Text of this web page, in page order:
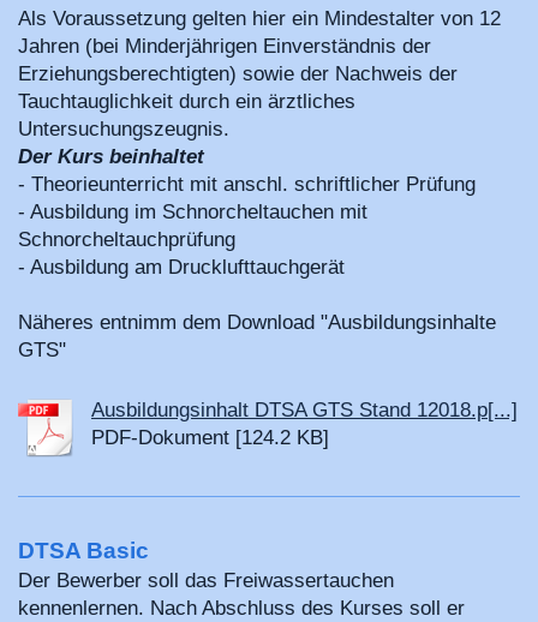
Als Voraussetzung gelten hier ein Mindestalter von 12
Jahren (bei Minderjährigen Einverständnis der
Erziehungsberechtigten) sowie der Nachweis der
Tauchtauglichkeit durch ein ärztliches
Untersuchungszeugnis.
Der Kurs beinhaltet
- Theorieunterricht mit anschl. schriftlicher Prüfung
- Ausbildung im Schnorcheltauchen mit
Schnorcheltauchprüfung
- Ausbildung am Drucklufttauchgerät
Näheres entnimm dem Download "Ausbildungsinhalte
GTS"
Ausbildungsinhalt DTSA GTS Stand 12018.p[...]
PDF-Dokument [124.2 KB]
DTSA Basic
Der Bewerber soll das Freiwassertauchen
kennenlernen. Nach Abschluss des Kurses soll er